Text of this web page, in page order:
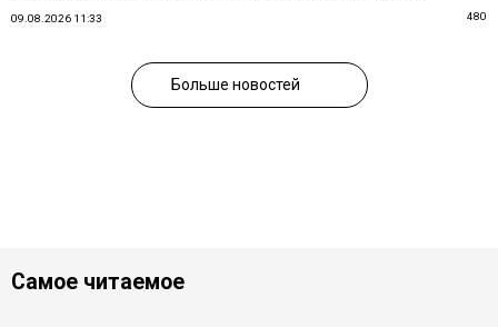
09.08.2026 11:33 480
Больше новостей
Самое читаемое